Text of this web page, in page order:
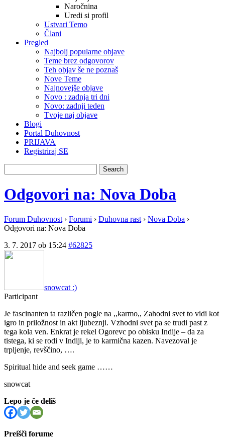
Naročnina
Uredi si profil
Ustvari Temo
Člani
Pregled
Najbolj popularne objave
Teme brez odgovorov
Teh objav še ne poznaš
Nove Teme
Najnovejše objave
Novo : zadnja tri dni
Novo: zadnji teden
Tvoje naj objave
Blogi
Portal Duhovnost
PRIJAVA
Registriraj SE
Odgovori na: Nova Doba
Forum Duhovnost › Forumi › Duhovna rast › Nova Doba ›
Odgovori na: Nova Doba
3. 7. 2017 ob 15:24 #62825
snowcat :)
Participant
Je fascinanten ta različen pogle na ,,karmo,, Zahodni svet to vidi kot
igro in priložnost in akt ljubeznji. Vzhodni svet pa se trudi past z
tega kola ven. Enkrat je rekel Ogorevc po obisku Indije – da za
tistega, ki se rodi v Indiji, je to karmična kazen. Navezoval je
trpljenje, revščino, ….
Spiritual hide and seek game ……
snowcat
Lepo je če deliš
Preišči forume